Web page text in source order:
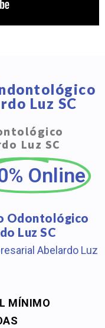
Luz SC
Luz SC
Online
Odontológico
Luz SC
Abelardo Luz
MÍNIMO